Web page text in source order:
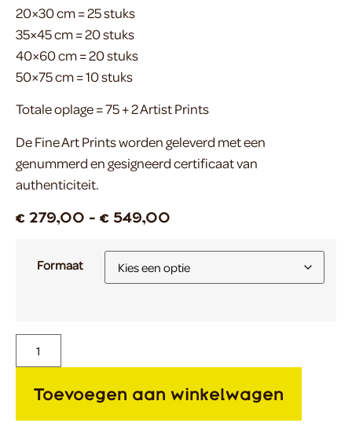
20×30 cm = 25 stuks
35×45 cm = 20 stuks
40×60 cm = 20 stuks
50×75 cm = 10 stuks
Totale oplage = 75 + 2 Artist Prints
De Fine Art Prints worden geleverd met een
genummerd en gesigneerd certificaat van
authenticiteit.
€ 279,00 - € 549,00
Formaat
Toevoegen aan winkelwagen